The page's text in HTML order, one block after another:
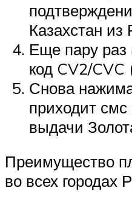
Казахстан из
Еще пару раз
код CV2/CVC
Снова
приходит
выдачи
Преимущество
во всех городах